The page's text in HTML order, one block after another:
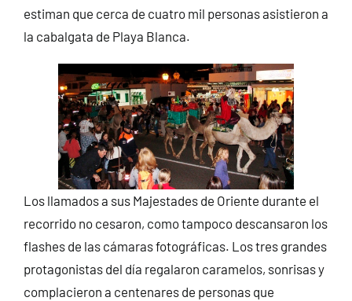
estiman que cerca de cuatro mil personas asistieron a
la cabalgata de Playa Blanca.
Los llamados a sus Majestades de Oriente durante el
recorrido no cesaron, como tampoco descansaron los
flashes de las cámaras fotográficas. Los tres grandes
protagonistas del día regalaron caramelos, sonrisas y
complacieron a centenares de personas que